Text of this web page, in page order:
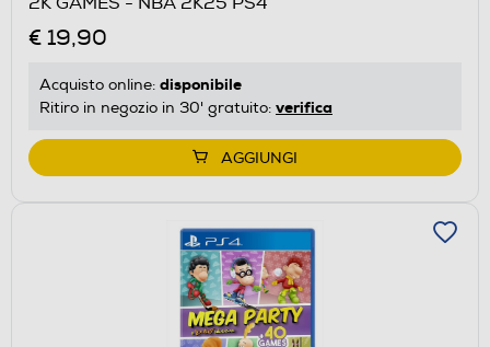
€ 19,90
Acquisto online: disponibile
Ritiro in negozio in 30' gratuito: verifica
AGGIUNGI